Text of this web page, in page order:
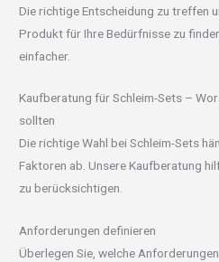
Die richtige Entscheidung zu treffen
Produkt für Ihre Bedürfnisse zu
einfacher.
Kaufberatung für Schleim-Sets –
sollten
Die richtige Wahl bei Schleim-Sets
Faktoren ab. Unsere Kaufberatung
zu berücksichtigen.
Anforderungen definieren
Überlegen Sie, welche